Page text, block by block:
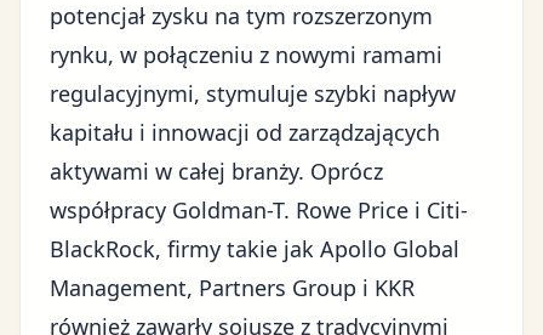
potencjał zysku na tym rozszerzonym
rynku, w połączeniu z nowymi ramami
regulacyjnymi, stymuluje szybki napływ
kapitału i innowacji od zarządzających
aktywami w całej branży. Oprócz
współpracy Goldman-T. Rowe Price i Citi-
BlackRock, firmy takie jak Apollo Global
Management, Partners Group i KKR
również zawarły sojusze z tradycyjnymi